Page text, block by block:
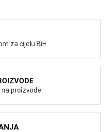
za cijelu BiH
na proizvode